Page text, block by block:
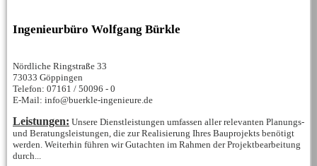
Ingenieurbüro Wolfgang Bürkle
Nördliche Ringstraße 33
73033 Göppingen
Telefon: 07161 / 50096 - 0
E-Mail: info@buerkle-ingenieure.de
Leistungen: Unsere Dienstleistungen umfassen aller relevanten Planungs-
und Beratungsleistungen, die zur Realisierung Ihres Bauprojekts benötigt
werden. Weiterhin führen wir Gutachten im Rahmen der Projektbearbeitung
durch...